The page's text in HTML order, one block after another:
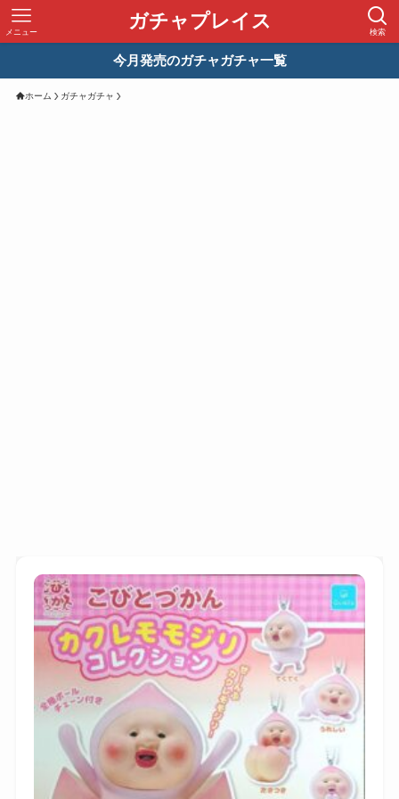
ガチャプレイス 検索
メニュー
今月発売のガチャガチャ一覧
ホーム ガチャガチャ